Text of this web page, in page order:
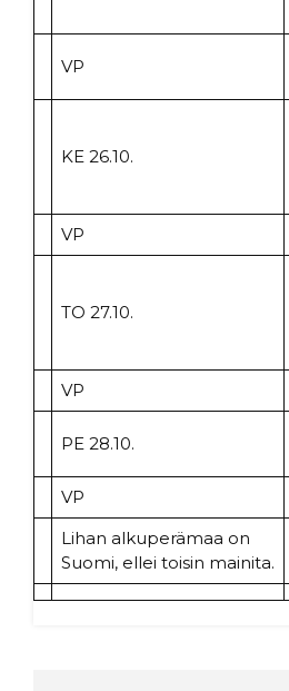
VP
KE 26.10.
VP
TO 27.10.
VP
PE 28.10.
VP
Lihan alkuperämaa on
Suomi, ellei toisin mainita.